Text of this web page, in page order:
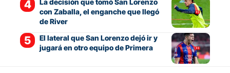
La decisión que tomó San Lorenzo
con Zaballa, el enganche que llegó
de River
El lateral que San Lorenzo dejó ir y
jugará en otro equipo de Primera